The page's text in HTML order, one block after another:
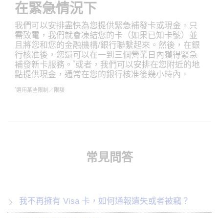
在緊急情況下
我們可以安排盡快為您提供緊急補發卡或現金。只
需致電，我們就會凍結您的卡（如果已知卡號）並
且將您和您的金融機構/銀行聯繫起來。然後，在銀
行核准後，您還可以在一到三個營業日內獲得緊急
補發新卡服務。 *或者，我們可以安排在您附近的地
點提供現金，通常在您的銀行核准後幾小時內。
*適用某些限制／限額
常見問答
我不再擁有 Visa 卡，如何通報遺失或者被竊？